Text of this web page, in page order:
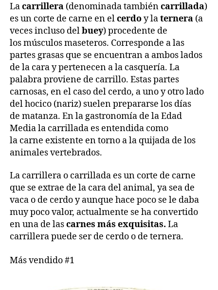
Lacarrillera (denominada tambiéncarrillada)
es un corte de carne en elcerdoy laternera (a
veces incluso delbuey) procedente de
los músculos maseteros.​ Corresponde a las
partes grasas que se encuentran a ambos lados
de la cara y pertenecen a la casquería. La
palabra proviene de carrillo. Estas partes
carnosas, en el caso del cerdo, a uno y otro lado
del hocico (nariz) suelen prepararse los días
de matanza.​ En la gastronomía de la Edad
Media la carrillada es entendida como
la carne existente en torno a la quijada de los
animales vertebrados.
La carrillera o carrillada es un corte de carne
que se extrae de la cara del animal, ya sea de
vaca o de cerdo y aunque hace poco se le daba
muy poco valor, actualmente se ha convertido
en una de lascarnes más exquisitas. La
carrillera puede ser de cerdo o de ternera.
Más vendido #1